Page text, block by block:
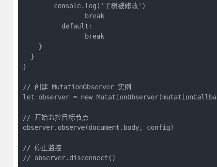
        console.log('子树被修改')
    }
  }
}
// 创建 MutationObserver 实例
let observer = new
// 开始监控目标节点
observer.observe(document.body, config)
// 停止监控
// observer.disconnect()